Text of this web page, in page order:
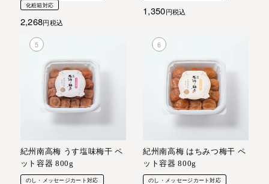
化粧箱対応
2,268 税込
1,350 税込
紀州南高梅 うす塩味梅干 ペ
ット容器 800g
のし・メッセージカート対応
紀州南高梅 はちみつ梅干 ペ
ット容器 800g
のし・メッセージカート対応